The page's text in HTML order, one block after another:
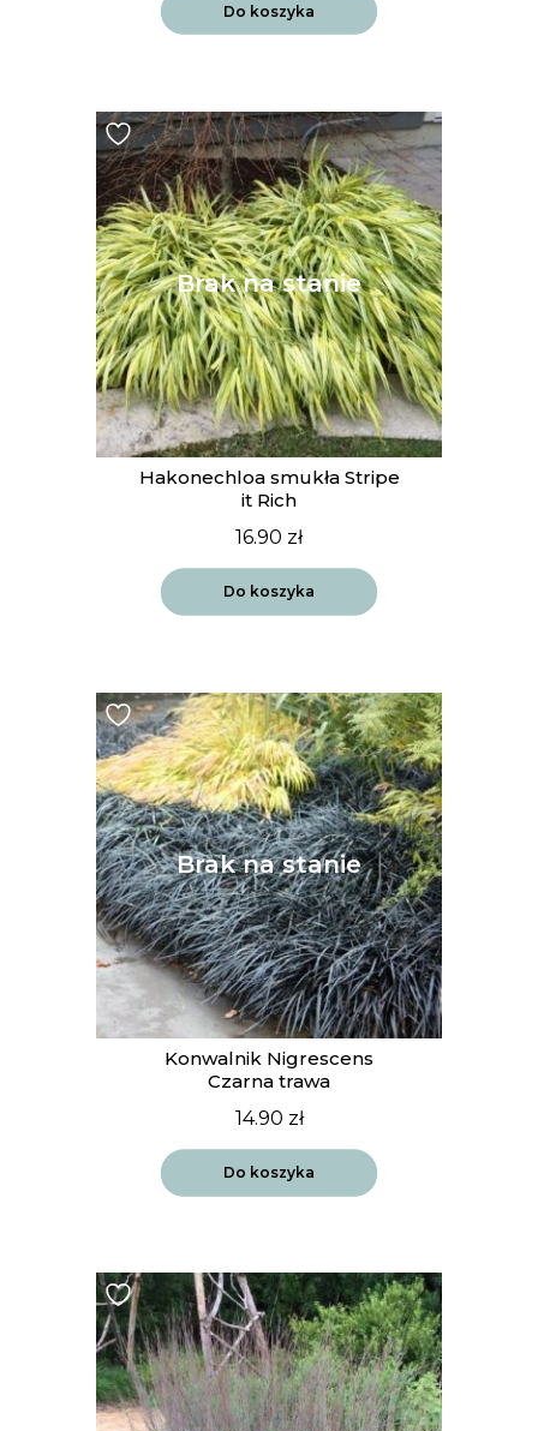
Do koszyka
Hakonechloa smukła Stripe
it Rich
16.90 zł
Do koszyka
Konwalnik Nigrescens
Czarna trawa
14.90 zł
Do koszyka